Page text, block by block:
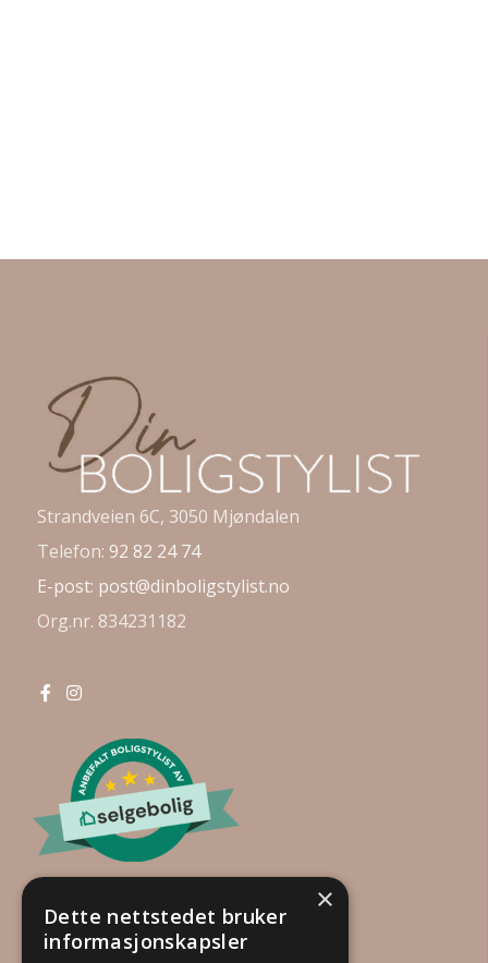
Strandveien 6C, 3050 Mjøndalen
Telefon: 92 82 24 74
E-post: post@dinboligstylist.no
Org.nr. 834231182
×
Dette nettstedet bruker
informasjonskapsler